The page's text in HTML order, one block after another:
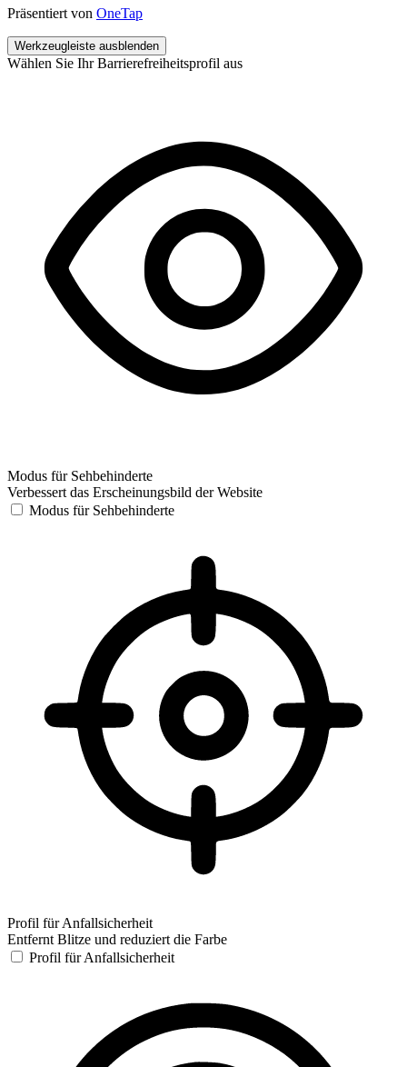
Präsentiert von OneTap
Werkzeugleiste ausblenden
Wählen Sie Ihr Barrierefreiheitsprofil aus
Modus für Sehbehinderte
Verbessert das Erscheinungsbild der Website
Modus für Sehbehinderte
Profil für Anfallsicherheit
Entfernt Blitze und reduziert die Farbe
Profil für Anfallsicherheit